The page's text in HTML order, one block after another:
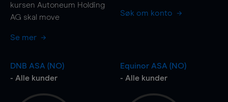
kursen Autoneum Holding
AG skal move
Se mer
Søk om konto
DNB ASA (NO)
- Alle kunder
Equinor ASA (NO)
- Alle kunder